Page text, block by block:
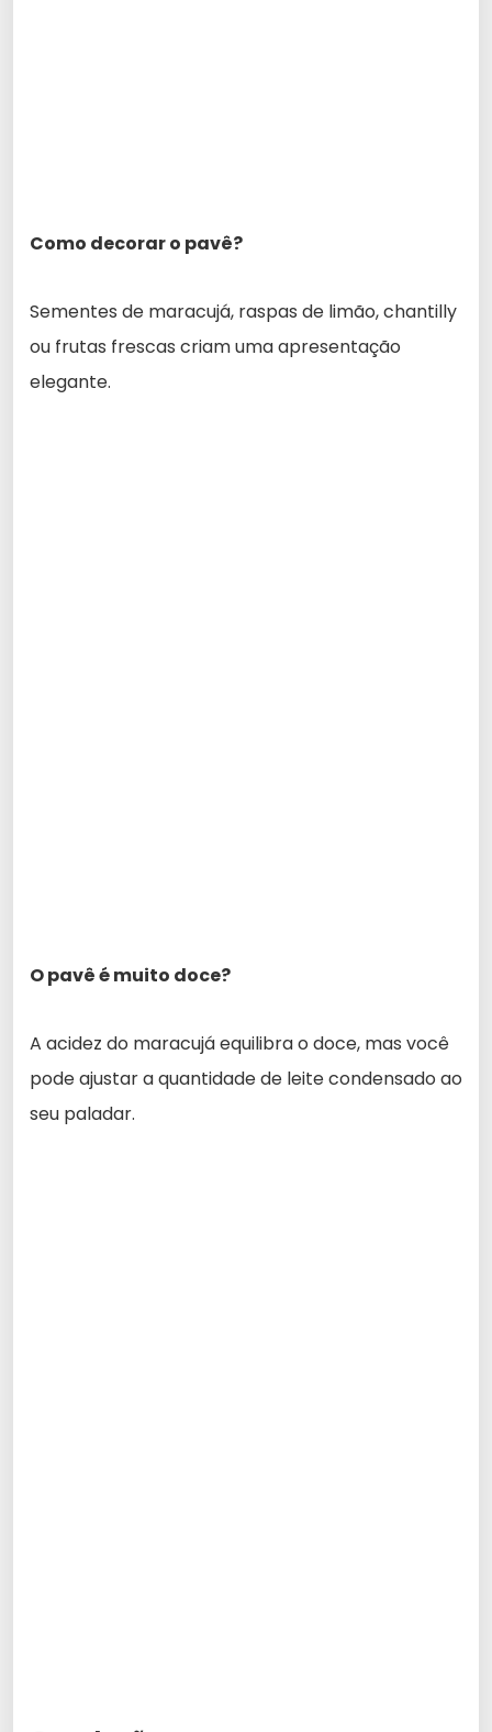
Como decorar o pavê?
Sementes de maracujá, raspas de limão, chantilly
ou frutas frescas criam uma apresentação
elegante.
O pavê é muito doce?
A acidez do maracujá equilibra o doce, mas você
pode ajustar a quantidade de leite condensado ao
seu paladar.